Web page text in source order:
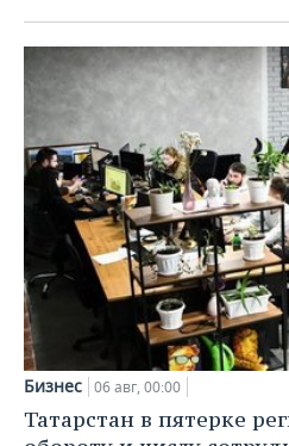
Бизнес 06 авг, 00:00
Татарстан в пятерке